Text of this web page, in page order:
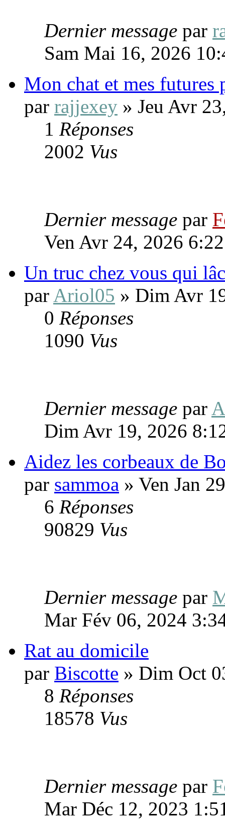
Dernier message par
Sam Mai 16, 2026
Mon chat et mes futures
par rajjexey » Jeu Avr
1 Réponses
2002 Vus
Dernier message par
Ven Avr 24, 2026
Un truc chez vous qui
par Ariol05 » Dim Avr
0 Réponses
1090 Vus
Dernier message par
Dim Avr 19, 2026
Aidez les corbeaux de
par sammoa » Ven Jan
6 Réponses
90829 Vus
Dernier message par
Mar Fév 06, 2024
Rat au domicile
par Biscotte » Dim Oct
8 Réponses
18578 Vus
Dernier message par
Mar Déc 12, 2023